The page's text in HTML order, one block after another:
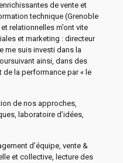
de vente et
technique (Grenoble
relationnelles m’ont vite
et marketing : directeur
me suis investi dans la
ainsi, dans des
la performance par « le
de nos approches,
laboratoire d’idées,
d’équipe, vente &
et collective, lecture des